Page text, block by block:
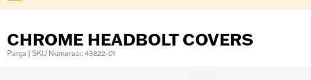
CHROME HEADBOLT COVERS
Parça | SKU Numarası: 43822-01